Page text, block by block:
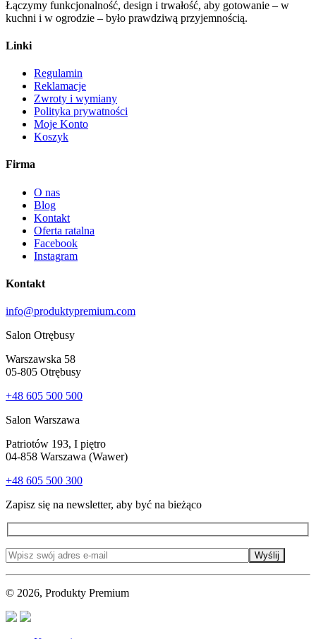
Łączymy funkcjonalność, design i trwałość, aby gotowanie – w
kuchni i w ogrodzie – było prawdziwą przyjemnością.
Linki
Regulamin
Reklamacje
Zwroty i wymiany
Polityka prywatności
Moje Konto
Koszyk
Firma
O nas
Blog
Kontakt
Oferta ratalna
Facebook
Instagram
Kontakt
info@produktypremium.com
Salon Otrębusy
Warszawska 58
05-805 Otrębusy
+48 605 500 500
Salon Warszawa
Patriotów 193, I piętro
04-858 Warszawa (Wawer)
+48 605 500 300
Zapisz się na newsletter, aby być na bieżąco
Wyślij
© 2026, Produkty Premium